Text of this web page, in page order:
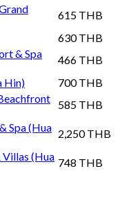
615 THB
630 THB
& Spa
466 THB
Hin)
700 THB
585 THB
Spa (Hua 2,250 THB
Villas (Hua 748 THB